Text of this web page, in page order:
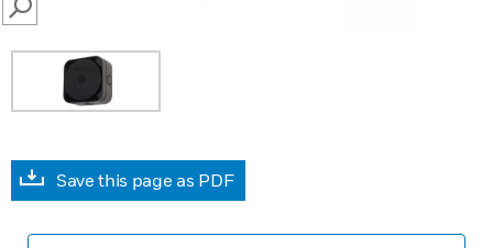
SEARCH
Save this page as PDF